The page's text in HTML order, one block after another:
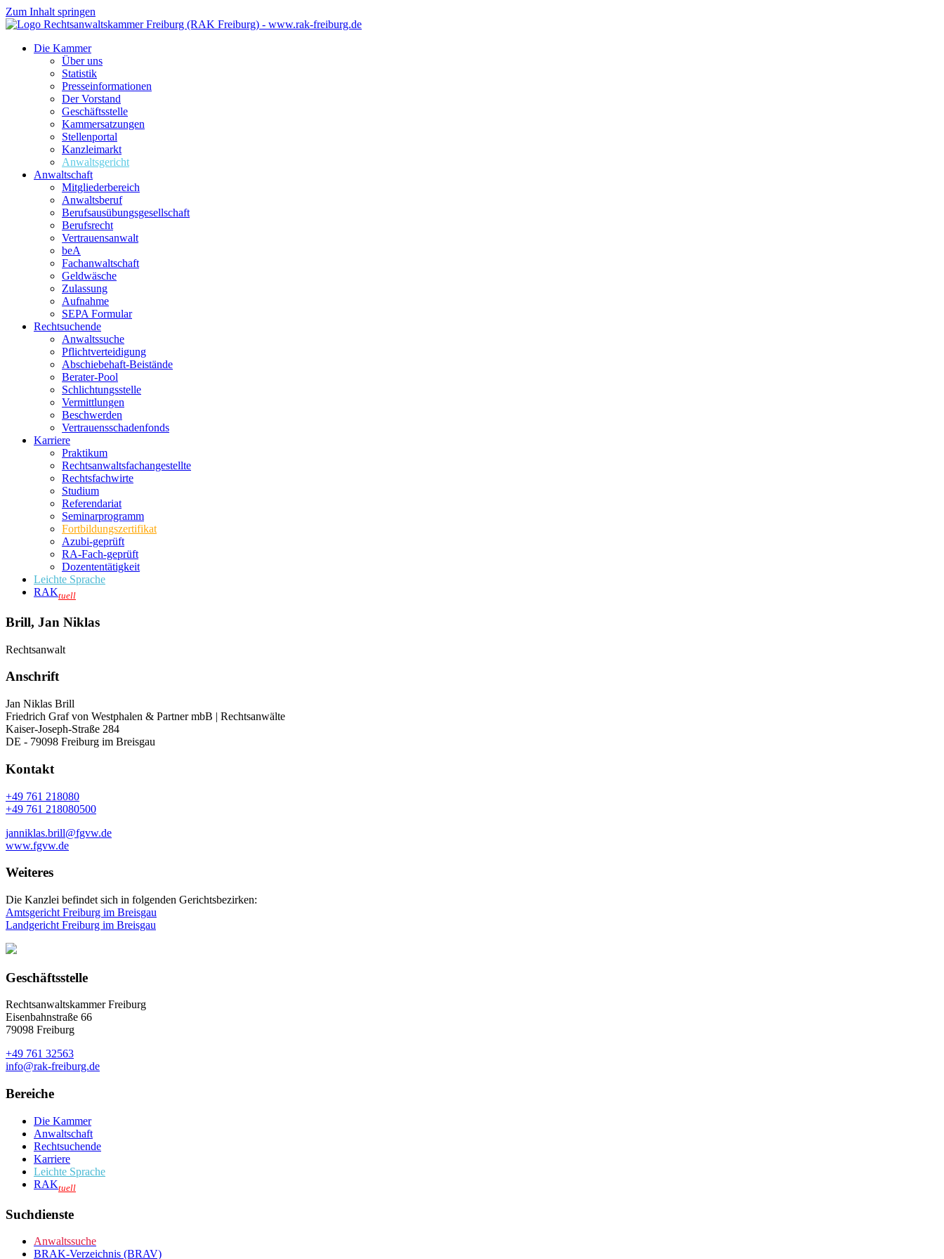
Zum Inhalt springen
Die Kammer
Über uns
Statistik
Presseinformationen
Der Vorstand
Geschäftsstelle
Kammersatzungen
Stellenportal
Kanzleimarkt
Anwaltsgericht
Anwaltschaft
Mitgliederbereich
Anwaltsberuf
Berufsausübungs­gesellschaft
Berufsrecht
Vertrauensanwalt
beA
Fachanwaltschaft
Geldwäsche
Zulassung
Aufnahme
SEPA Formular
Rechtsuchende
Anwaltssuche
Pflichtverteidigung
Abschiebehaft-Beistände
Berater-Pool
Schlichtungsstelle
Vermittlungen
Beschwerden
Vertrauensschadenfonds
Karriere
Praktikum
Rechtsanwalts­fachangestellte
Rechtsfachwirte
Studium
Referendariat
Seminarprogramm
Fortbildungszertifikat
Azubi-geprüft
RA-Fach-geprüft
Dozententätigkeit
Leichte Sprache
RAKtuell
Brill, Jan Niklas
Rechtsanwalt
Anschrift
Jan Niklas Brill
Friedrich Graf von Westphalen & Partner mbB | Rechtsanwälte
Kaiser-Joseph-Straße 284
DE - 79098 Freiburg im Breisgau
Kontakt
+49 761 218080
+49 761 218080500
janniklas.brill@fgvw.de
www.fgvw.de
Weiteres
Die Kanzlei befindet sich in folgenden Gerichtsbezirken:
Amtsgericht Freiburg im Breisgau
Landgericht Freiburg im Breisgau
Geschäftsstelle
Rechtsanwaltskammer Freiburg
Eisenbahnstraße 66
79098 Freiburg
+49 761 32563
info@rak-freiburg.de
Bereiche
Die Kammer
Anwaltschaft
Rechtsuchende
Karriere
Leichte Sprache
RAKtuell
Suchdienste
Anwaltssuche
BRAK-Verzeichnis (BRAV)